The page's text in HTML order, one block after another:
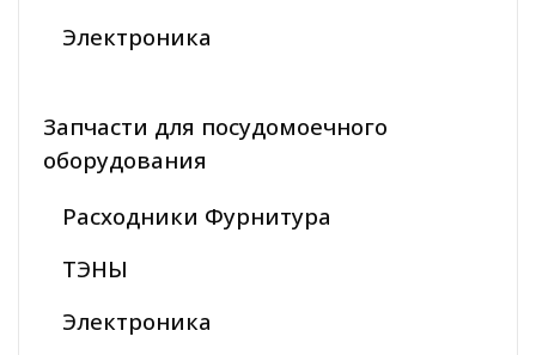
Электроника
Запчасти для посудомоечного
оборудования
Расходники Фурнитура
ТЭНЫ
Электроника